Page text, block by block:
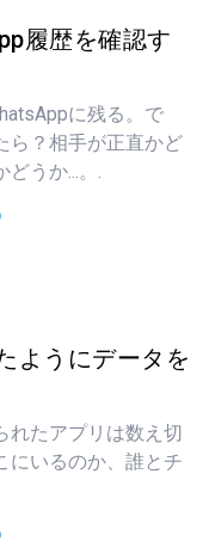
履歴を確認す
に残る。で
ら？相手が正直かど
どうか...。.
ようにデータを
れたアプリは数え切
にいるのか、誰とチ